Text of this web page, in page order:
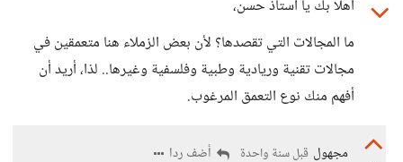
أهلًا بك يا أستاذ حسن،
ما المجالات التي تقصدها؟ لأن بعض الزملاء هنا متعمقين في
مجالات تقنية وريادية وطبية وفلسفية وغيرها.. لذا، أريد أن
أفهم منك نوع التعمق المرغوب.
مجهول قبل سنة واحدة أضف ردا